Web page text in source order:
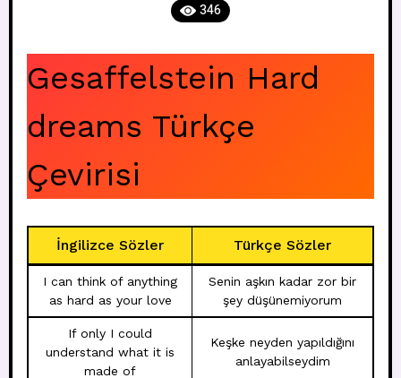
346
Gesaffelstein Hard
dreams Türkçe
Çevirisi
İngilizce Sözler Türkçe Sözler
I can think of anything
as hard as your love
Senin aşkın kadar zor bir
şey düşünemiyorum
If only I could
understand what it is
made of
Keşke neyden yapıldığını
anlayabilseydim